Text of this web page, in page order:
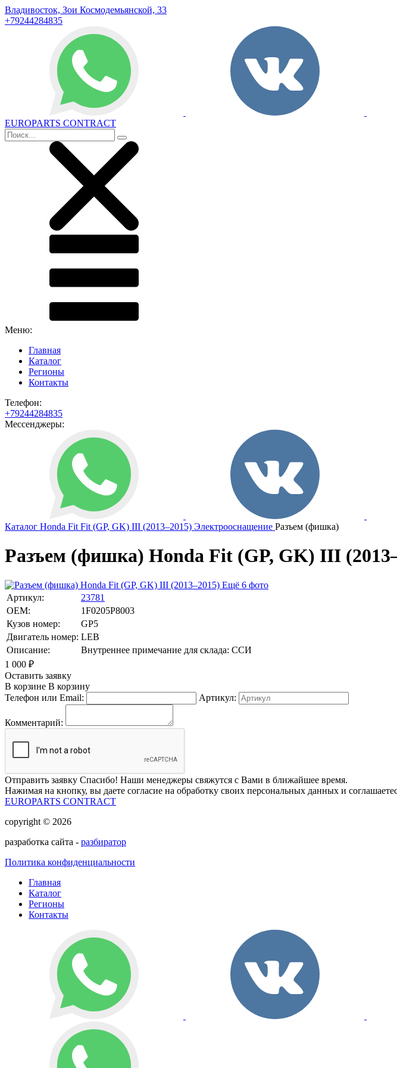
Владивосток, Зои Космодемьянской, 33
+79244284835
EUROPARTS CONTRACT
Меню:
Главная
Каталог
Регионы
Контакты
Телефон:
+79244284835
Мессенджеры:
Каталог Honda Fit Fit (GP, GK) III (2013–2015) Электрооснащение Разъем (фишка)
Разъем (фишка) Honda Fit (GP, GK) III
Ещё 6 фото
Артикул:
23781
OEM:
1F0205P8003
Кузов номер:
GP5
Двигатель номер: LEB
Описание:
Внутреннее примечание для склада: ССИ
1 000 ₽
Оставить заявку
В корзине В корзину
Телефон или Email:
Артикул:
Комментарий:
Отправить заявку Спасибо! Наши менеджеры свяжутся с Вами в ближайшее время.
Нажимая на кнопку, вы даете согласие на обработку своих персональных данных и
EUROPARTS CONTRACT
copyright © 2026
разработка сайта - разбиратор
Политика конфиденциальности
Главная
Каталог
Регионы
Контакты